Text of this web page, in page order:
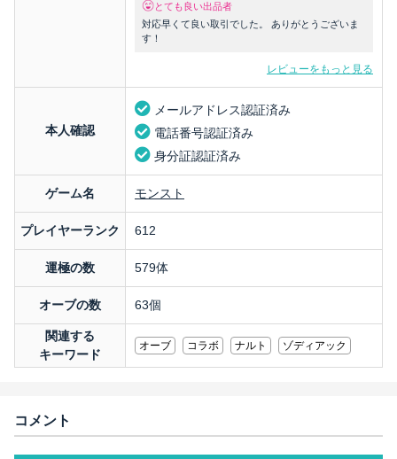
とても良い出品者
対応早くて良い取引でした。 ありがとうございま
す！
レビューをもっと見る
本人確認
メールアドレス認証済み
電話番号認証済み
身分証認証済み
ゲーム名 モンスト
プレイヤーランク 612
運極の数 579体
オーブの数 63個
関連する
キーワード
オーブ コラボ ナルト ゾディアック
コメント